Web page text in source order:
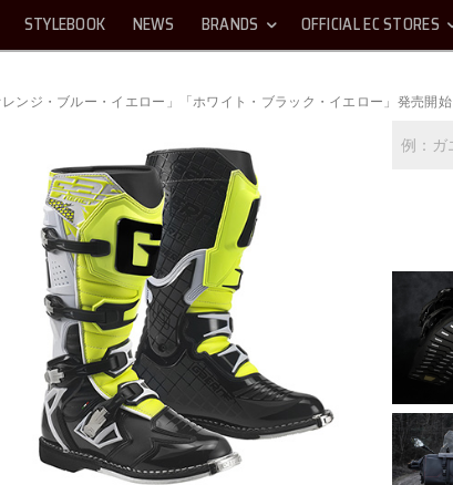
STYLEBOOK NEWS BRANDS OFFICIAL EC STORES
レンジ・ブルー・イエロー」「ホワイト・ブラック・イエロー」発売開始